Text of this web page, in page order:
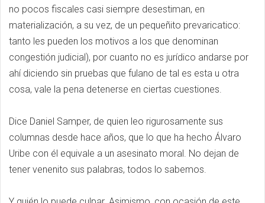
no pocos fiscales casi siempre desestiman, en
materialización, a su vez, de un pequeñito prevaricatico:
tanto les pueden los motivos a los que denominan
congestión judicial), por cuanto no es jurídico andarse por
ahí diciendo sin pruebas que fulano de tal es esta u otra
cosa, vale la pena detenerse en ciertas cuestiones.
Dice Daniel Samper, de quien leo rigurosamente sus
columnas desde hace años, que lo que ha hecho Álvaro
Uribe con él equivale a un asesinato moral. No dejan de
tener venenito sus palabras, todos lo sabemos.